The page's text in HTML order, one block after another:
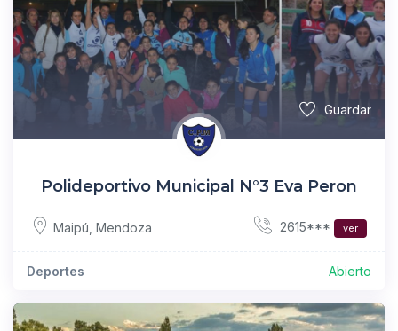
Guardar
Polideportivo Municipal N°3 Eva Peron
Maipú Mendoza 2615*** ver
Deportes Abierto